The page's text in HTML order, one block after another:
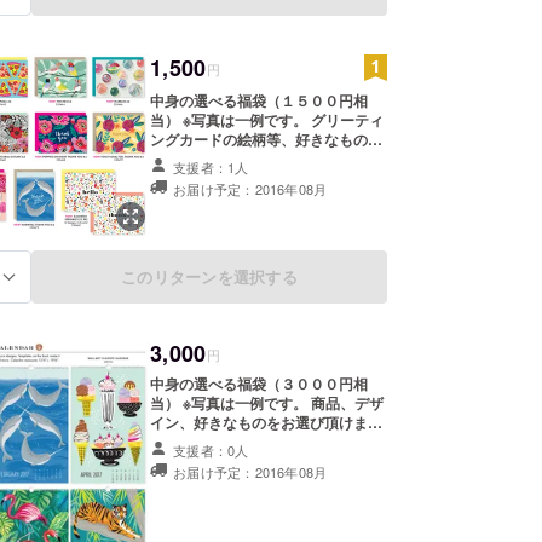
1,500円
中身の選べる福袋（１５００円相
当） ※写真は一例です。 グリーティ
ングカードの絵柄等、好きなものを
お選び頂けます！ （登録頂いたメー
ルアドレスにえらべる商品リストを
送付予定） 組み合わせ例： ●グリー
支援者：1人
お届け予定：2016年08月
このリターンを選択する
3,000円
中身の選べる福袋（３０００円相
当） ※写真は一例です。 商品、デザ
イン、好きなものをお選び頂けま
す！ （メールアドレスに商品一覧を
送付予定） 組み合わせ例： ●カレン
ダー（スケジュール帳含む）１種
支援者：0人
お届け予定：2016年08月